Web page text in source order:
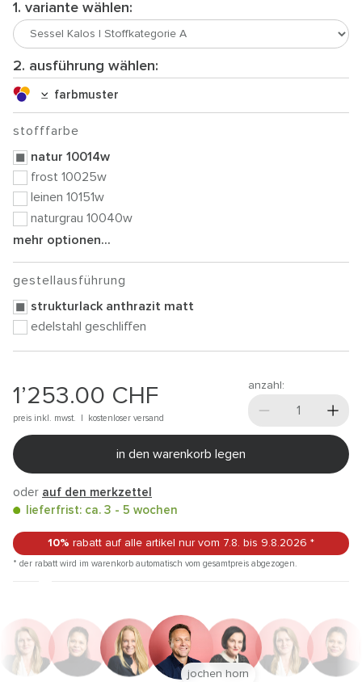
1. variante wählen:
2. ausführung wählen:
farbmuster
stofffarbe
natur 10014w
frost 10025w
leinen 10151w
naturgrau 10040w
mehr optionen...
gestellausführung
strukturlack anthrazit matt
edelstahl geschliffen
1’253.00 CHF
preis inkl. mwst. | kostenloser versand
anzahl:
in den warenkorb legen
oder auf den merkzettel
lieferfrist: ca. 3 - 5 wochen
10% rabatt auf alle artikel nur vom 7.8. bis 9.8.2026 *
* der rabatt wird im warenkorb automatisch vom gesamtpreis abgezogen.
jochen horn